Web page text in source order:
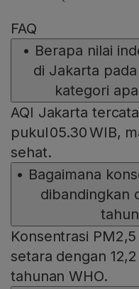
FAQ
• Berapa nilai
di Jakarta
kategori
AQI Jakarta
pukul 05.30 WIB,
sehat.
• Bagaimana
dibandingkan
Konsentrasi
setara dengan
tahunan WHO.